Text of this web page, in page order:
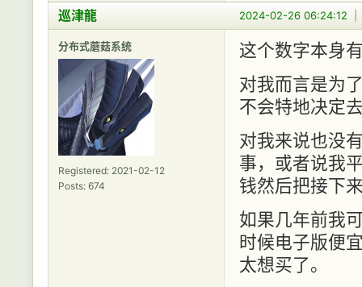
2024-02-26 06:24:12
巡津龍
分布式蘑菇系统
Registered: 2021-02-12
Posts: 674
这个数字本身
对我而言是为
不会特地决定
对我来说也没
事，或者说我
钱然后把接下
如果几年前我
时候电子版便
太想买了。